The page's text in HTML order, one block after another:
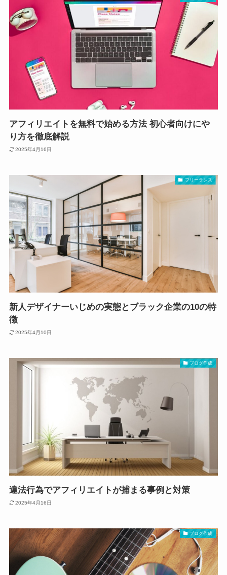
アフィリエイトを無料で始める方法 初心者向けにや
り方を徹底解説
2025年4月16日
フリーランス
新人デザイナーいじめの実態とブラック企業の10の特
徴
2025年4月10日
ブログ作成
違法行為でアフィリエイトが捕まる事例と対策
2025年4月16日
ブログ作成